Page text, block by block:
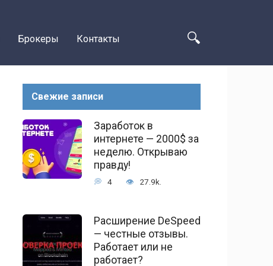
Брокеры Контакты
Свежие записи
Заработок в
интернете — 2000$ за
неделю. Открываю
правду!
4 27.9k.
Расширение DeSpeed
— честные отзывы.
Работает или не
работает?